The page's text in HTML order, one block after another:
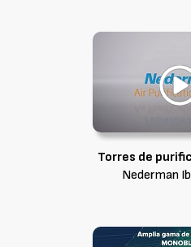
Torres de
Nederman